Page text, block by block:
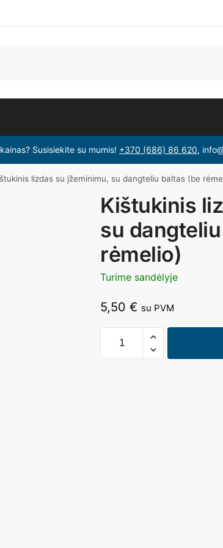
Susisiekite su mumis! +370 (686) 86 620,
lizdas su įžeminimu, su dangteliu baltas (be
Kištukinis
su
rėmelio)
Turime sandėlyje
5,50€ su PVM